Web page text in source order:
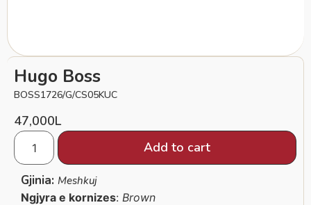
Hugo Boss
BOSS1726/G/CS05KUC
47,000L
Add to cart
Gjinia: Meshkuj
Ngjyra e kornizes: Brown